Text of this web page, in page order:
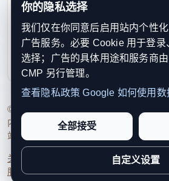
速了解欧洲动态。
contact@xinouzhou.com
服务支持、版权与合作：工作日优先
利通知
© 2026 新欧洲·欧洲头条. All Rights
内容透明度、联系方式与用户权利说明
站点完整度。
关于我们 编辑规范日期归档隐
服务条款联系我们
你的隐私选择
我们仅在你同意后启用站内个性
广告服务。必要 Cookie 用于登录
选择；广告的具体用途和服务商
CMP 另行管理。
查看隐私政策 Google 如何使用数
全部接受
自定义设置